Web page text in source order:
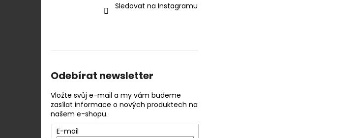
Sledovat na Instagramu
Odebírat newsletter
Vložte svůj e-mail a my vám budeme
zasílat informace o nových produktech na
našem e-shopu.
E-mail